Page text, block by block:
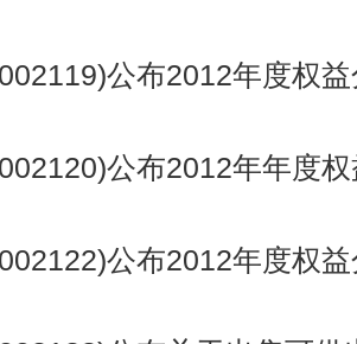
公布2012年度权
公布2012年年度
公布2012年度权